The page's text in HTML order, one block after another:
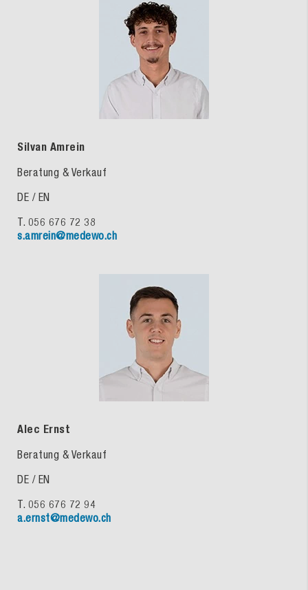
Silvan Amrein
Beratung & Verkauf
DE / EN
T. 056 676 72 38
s.amrein@medewo.ch
Alec Ernst
Beratung & Verkauf
DE / EN
T. 056 676 72 94
a.ernst@medewo.ch